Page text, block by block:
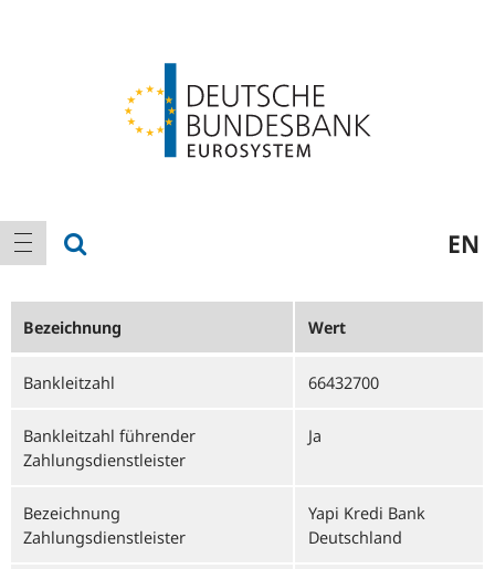
Hauptnavigation
Navigation anzeigen EN
Bezeichnung Wert
Bankleitzahl 66432700
Bankleitzahl führender
Zahlungsdienstleister
Ja
Bezeichnung
Zahlungsdienstleister
Yapi Kredi Bank
Deutschland